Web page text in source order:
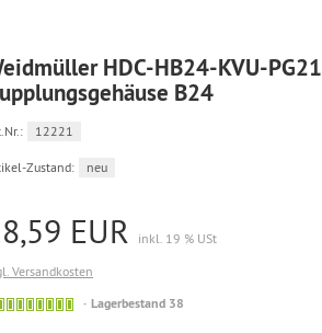
HDC-HB24-KVU-PG21
B24
12221
Zustand: neu
EUR
inkl. 19 % USt
Versandkosten
Lagerbestand 38